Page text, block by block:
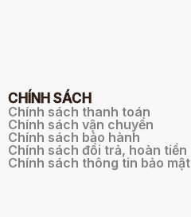
CHÍNH SÁCH
Chính sách thanh toán
Chính sách vận chuyển
Chính sách bảo hành
Chính sách đổi trả, hoàn tiền
Chính sách thông tin bảo mật